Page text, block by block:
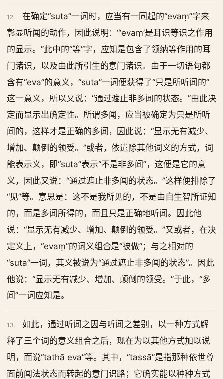
12
在确定“suta”一词时，应当有一同起的“evaṃ”字来
彰显听闻的动作，因此说明：“‘evaṃ’是耳识等识之作用
的显示。”此中的“等”字，应知是包含了领纳等作用的耳
门诸识，以及由此所引生的意门诸识。由于一切语句都
含有“eva”的意义，“suta”一词便获得了“只是所听闻的”
这一意义，所以又说：“通过遮止非多闻的状态。”由此决
定而显示出确定性。所谓多闻，应当被确定为只是所听
闻的，这样才是正确的多闻，因此说：“显示无有减少、
增加、颠倒的领受。”或者，依遣除其他词义的方式，词
能表示义，即“suta”表示“不是非多闻”，这便是它的意
义，因此又说：“通过遮止非多闻的状态。”这样便排除了
“见”等。意思是：这不是我所见的，不是由自生智所证知
的，而是多闻所得的，而且只是正确地听闻。因此他
说：“显示无有减少、增加、颠倒的领受。”又或者，在决
定义上，“evaṃ”的词义组合是“被做”；与之相对的
“suta”一词，其义被说为“通过遮止非多闻的状态”。因此
他说：“显示无有减少、增加、颠倒的领受。”于此，“多
闻”一词应知是。
13
如此，通过听闻之因与听闻之差别，以一种方式解
释了三个词的意义组合之后，现在为以其他方式加以说
明，而说“tathā eva”等。其中，“tassā”是指那种依世尊
面前闻法状态而转起的意门识路；它确实能以种种方式